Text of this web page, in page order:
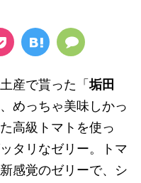
産で貰った「垢田
、めっちゃ美味しかっ
高級トマトを使っ
タリなゼリー。トマ
感覚のゼリーで、シ